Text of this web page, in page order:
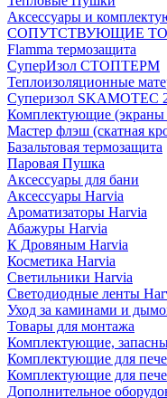
Аксессуары и
СОПУТСТВУЮЩИЕ
Flamma термозащита
СуперИзол СТОПТЕРМ
Теплоизоляционные
Суперизол SKAMOTEC
Комплектующие
Мастер флэш (скатная
Базальтовая термозащита
Паровая Пушка
Аксессуары для бани
Аксессуары Harvia
Ароматизаторы Harvia
Абажуры Harvia
К Дровяным Harvia
Косметика Harvia
Светильники Harvia
Светодиодные ленты
Уход за каминами и
Товары для монтажа
Комплектующие,
Комплектующие для
Комплектующие для
Дополнительное